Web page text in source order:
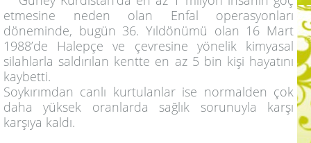
etmesine neden olan Enfal operasyonları
döneminde, bugün 36. Yıldönümü olan 16 Mart
1988’de Halepçe ve çevresine yönelik kimyasal
silahlarla saldırılan kentte en az 5 bin kişi hayatını
kaybetti.
Soykırımdan canlı kurtulanlar ise normalden çok
daha yüksek oranlarda sağlık sorunuyla karşı
karşıya kaldı.